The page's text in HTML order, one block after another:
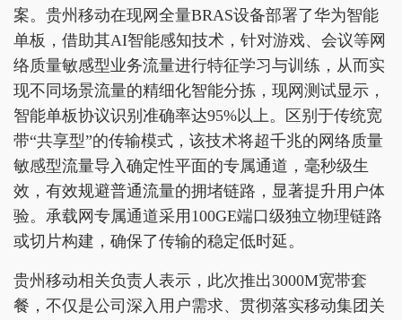
案。贵州移动在现网全量BRAS设备部署了华为智能
单板，借助其AI智能感知技术，针对游戏、会议等网
络质量敏感型业务流量进行特征学习与训练，从而实
现不同场景流量的精细化智能分拣，现网测试显示，
智能单板协议识别准确率达95%以上。区别于传统宽
带“共享型”的传输模式，该技术将超千兆的网络质量
敏感型流量导入确定性平面的专属通道，毫秒级生
效，有效规避普通流量的拥堵链路，显著提升用户体
验。承载网专属通道采用100GE端口级独立物理链路
或切片构建，确保了传输的稳定低时延。
贵州移动相关负责人表示，此次推出3000M宽带套
餐，不仅是公司深入用户需求、贯彻落实移动集团关